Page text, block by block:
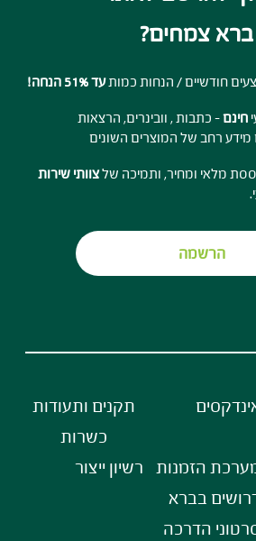
צמחים?
חודשיים / הנחות כמותעד 51% הנחה!
חינם- כתבות , וובינרים, הרצאות
מידע רחב של המוצרים השונים
מלאי ומחיר, ותמיכה שלצוותי שירות
הרשמה
הזמנות
בברא
הדרכה
תקנים ותעודות
כשרות
רשיון ייצור